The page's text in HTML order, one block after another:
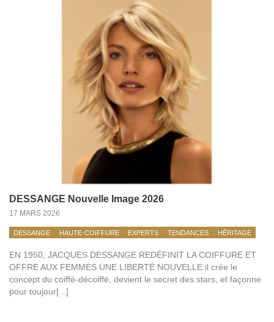
DESSANGE Nouvelle Image 2026
17 MARS 2026
DESSANGE HAUTE-COIFFURE EXPERTS TENDANCES HÉRITAGE
EN 1950, JACQUES DESSANGE REDÉFINIT LA COIFFURE ET
OFFRE AUX FEMMES UNE LIBERTÉ NOUVELLE:il crée le
concept du coiffé-décoiffé, devient le secret des stars, et façonne
pour toujour[...]